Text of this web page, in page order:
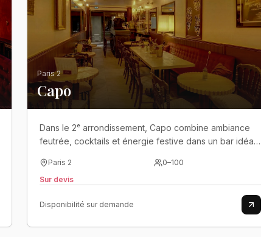
Paris 2
Capo
Dans le 2ᵉ arrondissement, Capo combine ambiance
feutrée, cocktails et énergie festive dans un bar idéal
Paris 2 0–100
Sur devis
Disponibilité sur demande